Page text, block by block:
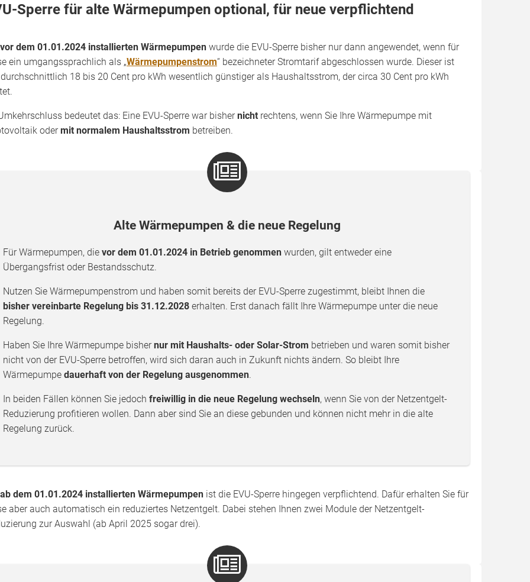
Sperre für alte Wärmepumpen optional, für neue verpflichtend
vor dem 01.01.2024 installierten Wärmepumpen wurde die EVU-Sperre bisher nur dann angewendet, wenn für
ein umgangssprachlich als „Wärmepumpenstrom“ bezeichneter Stromtarif abgeschlossen wurde. Dieser ist
18 bis 20 Cent pro kWh wesentlich günstiger als Haushaltsstrom, der circa 30 Cent pro kWh
bedeutet das: Eine EVU-Sperre war bishernicht rechtens, wenn Sie Ihre Wärmepumpe mit
odermit normalem Haushaltsstrom betreiben.
Alte Wärmepumpen & die neue Regelung
Für Wärmepumpen, die vor dem 01.01.2024 in Betrieb genommen wurden, gilt entweder eine
Übergangsfrist oder Bestandsschutz.
Nutzen Sie Wärmepumpenstrom und haben somit bereits der EVU-Sperre zugestimmt, bleibt Ihnen die
bisher vereinbarte Regelung bis 31.12.2028 erhalten. Erst danach fällt Ihre Wärmepumpe unter die neue
Regelung.
Haben Sie Ihre Wärmepumpe bishernur mit Haushalts- oder Solar-Strom betrieben und waren somit bisher
nicht von der EVU-Sperre betroffen, wird sich daran auch in Zukunft nichts ändern. So bleibt Ihre
Wärmepumpe dauerhaft von der Regelung ausgenommen.
In beiden Fällen können Sie jedoch freiwillig in die neue Regelung wechseln, wenn Sie von der Netzentgelt-
Reduzierung profitieren wollen. Dann aber sind Sie an diese gebunden und können nicht mehr in die alte
Regelung zurück.
ab dem 01.01.2024 installierten Wärmepumpen ist die EVU-Sperre hingegen verpflichtend. Dafür erhalten Sie für
aber auch automatisch ein reduziertes Netzentgelt. Dabei stehen Ihnen zwei Module der Netzentgelt-
zur Auswahl (ab April 2025 sogar drei).